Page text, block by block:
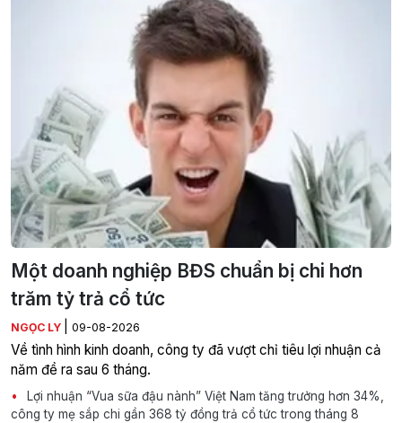
Một doanh nghiệp BĐS chuẩn bị chi hơn
trăm tỷ trả cổ tức
NGỌC LY 09-08-2026
Về tình hình kinh doanh, công ty đã vượt chỉ tiêu lợi nhuận cả
năm đề ra sau 6 tháng.
Lợi nhuận “Vua sữa đậu nành” Việt Nam tăng trưởng hơn 34%,
công ty mẹ sắp chi gần 368 tỷ đồng trả cổ tức trong tháng 8